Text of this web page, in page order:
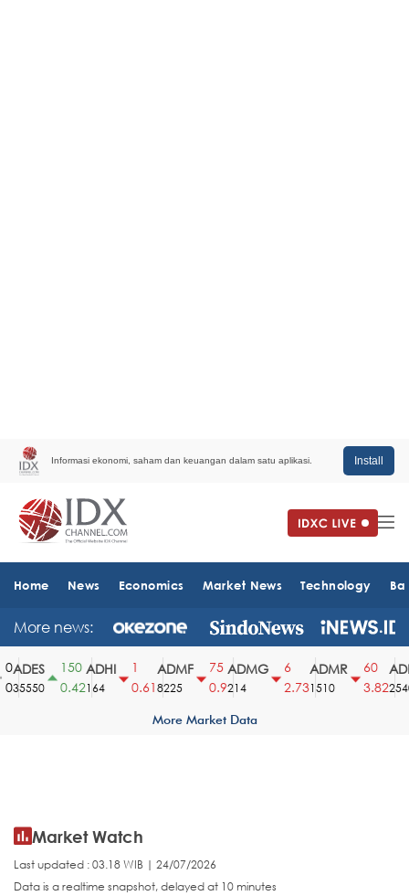
Informasi ekonomi, saham dan keuangan dalam satu aplikasi. Install
Home News Economics Market News Technology
More news:
ADES
35550
150
0.42
ADHI
164
0.61
ADMF
8225
75
0.9
ADMG
214
2.73
ADMR
1510
60
3.822540
More Market Data
Market Watch
Last updated : 03.18 WIB | 24/07/2026
Data is a realtime snapshot, delayed at 10 minutes